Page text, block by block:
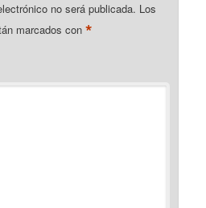
no será publicada. Los
marcados con*